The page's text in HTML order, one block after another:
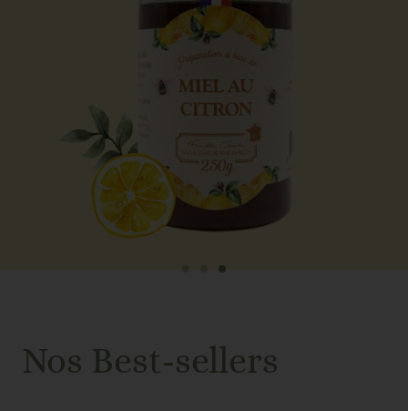
Nos Best-sellers